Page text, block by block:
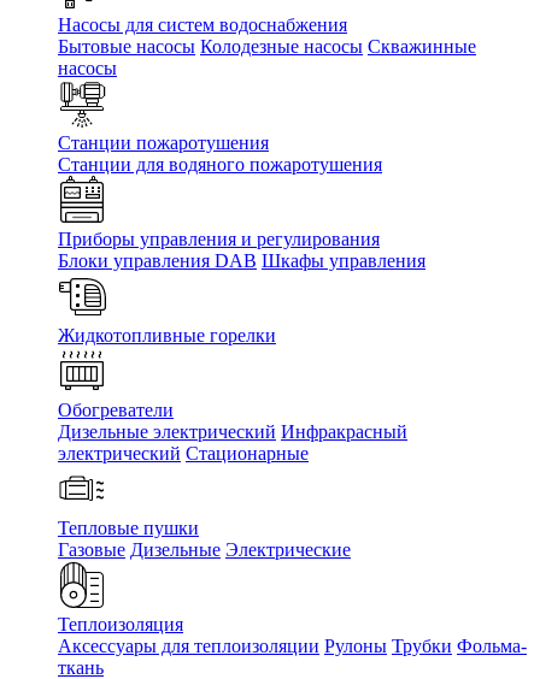
Насосы для систем водоснабжения
Бытовые насосы Колодезные насосы Скважинные
насосы
Станции пожаротушения
Станции для водяного пожаротушения
Приборы управления и регулирования
Блоки управления DAB Шкафы управления
Жидкотопливные горелки
Обогреватели
Дизельные электрический Инфракрасный
электрический Стационарные
Тепловые пушки
Газовые Дизельные Электрические
Теплоизоляция
Аксессуары для теплоизоляции Рулоны Трубки Фольма-
ткань